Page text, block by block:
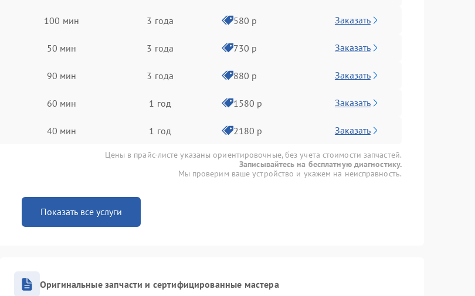
100 мин 3 года 580 р Заказать
50 мин 3 года 730 р Заказать
90 мин 3 года 880 р Заказать
60 мин 1 год 1580 р Заказать
40 мин 1 год 2180 р Заказать
Цены в прайс-листе указаны ориентировочные, без учета стоимости запчастей.
Записывайтесь на бесплатную диагностику.
Мы проверим ваше устройство и укажем на неисправность.
Показать все услуги
Оригинальные запчасти и сертифицированные мастера